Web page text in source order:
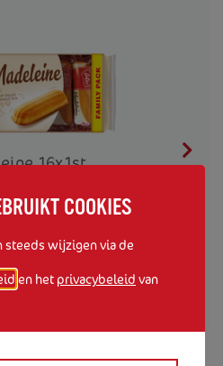
16x1st.
COOKIES
steeds wijzigen via de
en het privacybeleid van